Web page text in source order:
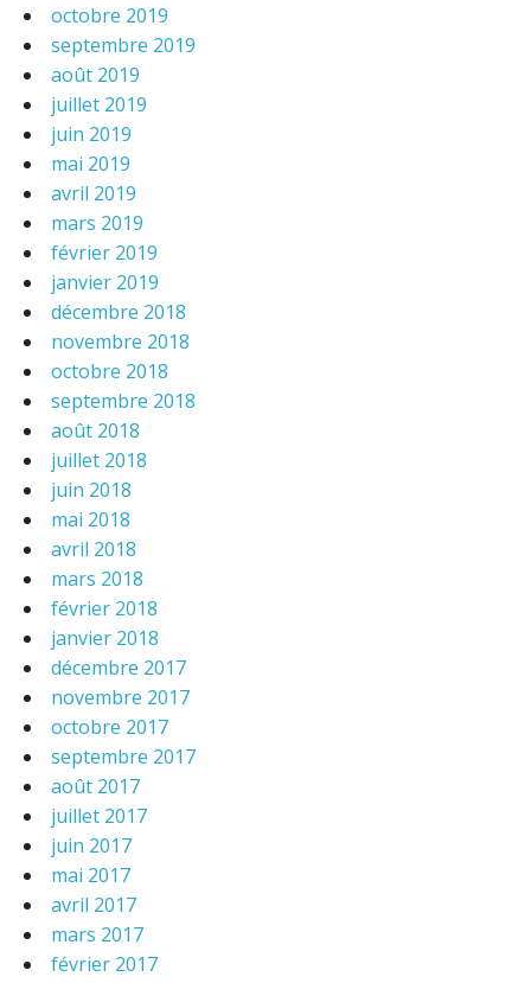
octobre 2019
septembre 2019
août 2019
juillet 2019
juin 2019
mai 2019
avril 2019
mars 2019
février 2019
janvier 2019
décembre 2018
novembre 2018
octobre 2018
septembre 2018
août 2018
juillet 2018
juin 2018
mai 2018
avril 2018
mars 2018
février 2018
janvier 2018
décembre 2017
novembre 2017
octobre 2017
septembre 2017
août 2017
juillet 2017
juin 2017
mai 2017
avril 2017
mars 2017
février 2017